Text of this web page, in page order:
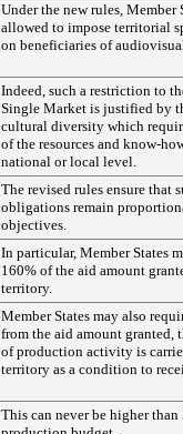
Under the new rules, Member
allowed to impose territorial
on beneficiaries of
Indeed, such a restriction to
Single Market is justified by
cultural diversity which
of the resources and know-
national or local level.
The revised rules ensure that
obligations remain
objectives.
In particular, Member States
160% of the aid amount
territory.
Member States may also
from the aid amount granted,
of production activity is
territory as a condition to
This can never be higher